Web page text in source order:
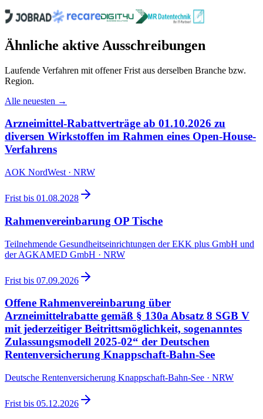
Ähnliche aktive Ausschreibungen
Laufende Verfahren mit offener Frist aus derselben Branche bzw.
Region.
Alle neuesten →
Arzneimittel-Rabattverträge ab 01.10.2026 zu
diversen Wirkstoffen im Rahmen eines Open-House-
Verfahrens
AOK NordWest · NRW
Frist bis 01.08.2028
Rahmenvereinbarung OP Tische
Teilnehmende Gesundheitseinrichtungen der EKK plus GmbH und
der AGKAMED GmbH · NRW
Frist bis 07.09.2026
Offene Rahmenvereinbarung über
Arzneimittelrabatte gemäß § 130a Absatz 8 SGB V
mit jederzeitiger Beitrittsmöglichkeit, sogenanntes
Zulassungsmodell 2025-02“ der Deutschen
Rentenversicherung Knappschaft-Bahn-See
Deutsche Rentenversicherung Knappschaft-Bahn-See · NRW
Frist bis 05.12.2026